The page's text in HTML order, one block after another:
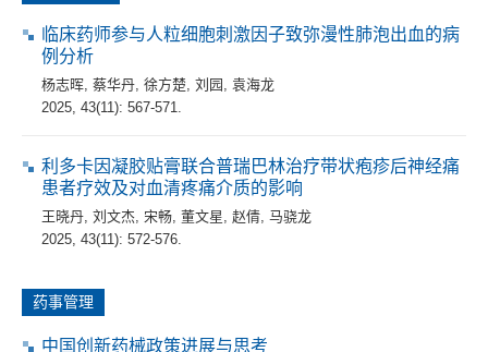
临床药师参与人粒细胞刺激因子致弥漫性肺泡出血的病
例分析
杨志晖 蔡华丹 徐方楚 刘园
袁海龙
2025, 43(11): 567-571.
利多卡因凝胶贴膏联合普瑞巴林治疗带状疱疹后神经痛
患者疗效及对血清疼痛介质的影响
王晓丹 刘文杰 宋畅 董文星 赵倩 马骁龙
2025, 43(11): 572-576.
药事管理
中国创新药械政策进展与思考